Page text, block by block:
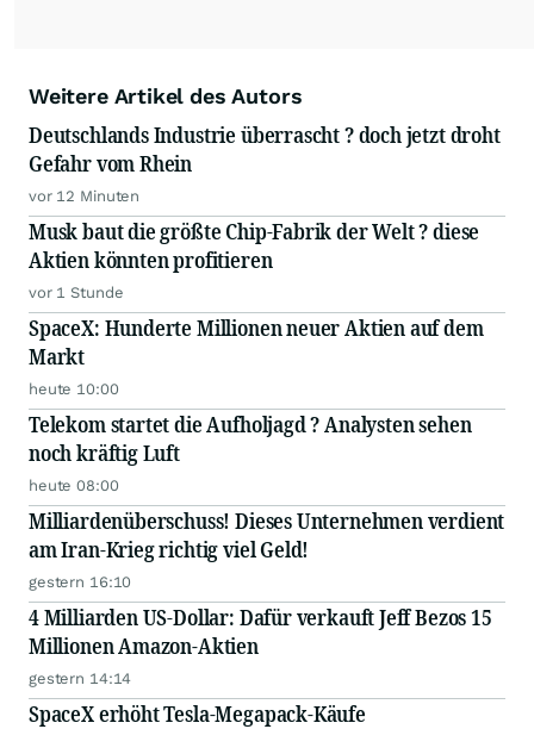
Weitere Artikel des Autors
Deutschlands Industrie überrascht ? doch jetzt droht
Gefahr vom Rhein
vor 12 Minuten
Musk baut die größte Chip-Fabrik der Welt ? diese
Aktien könnten profitieren
vor 1 Stunde
SpaceX: Hunderte Millionen neuer Aktien auf dem
Markt
heute 10:00
Telekom startet die Aufholjagd ? Analysten sehen
noch kräftig Luft
heute 08:00
Milliardenüberschuss! Dieses Unternehmen verdient
am Iran-Krieg richtig viel Geld!
gestern 16:10
4 Milliarden US-Dollar: Dafür verkauft Jeff Bezos 15
Millionen Amazon-Aktien
gestern 14:14
SpaceX erhöht Tesla-Megapack-Käufe